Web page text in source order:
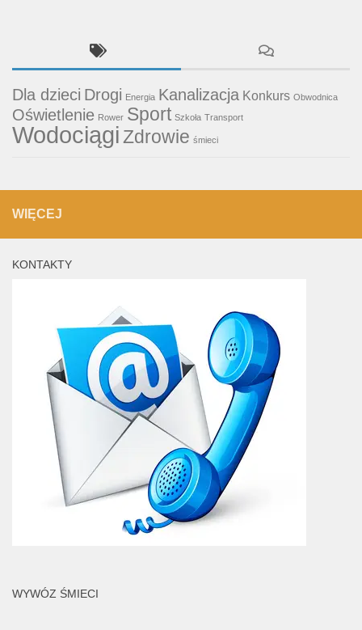
Dla dzieci Drogi Energia Kanalizacja Konkurs Obwodnica
Oświetlenie Rower Sport Szkoła Transport
WodociągiZdrowie śmieci
WIĘCEJ
KONTAKTY
WYWÓZ ŚMIECI